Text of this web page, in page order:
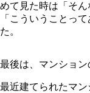
めて見た時は「そん
「こういうことっ
た。
最後は、マンション
最近建てられたマ